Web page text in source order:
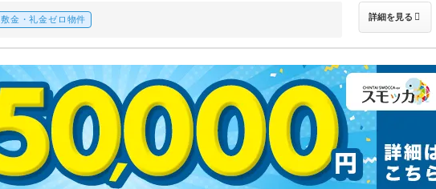
敷金・礼金ゼロ物件 詳細を見る